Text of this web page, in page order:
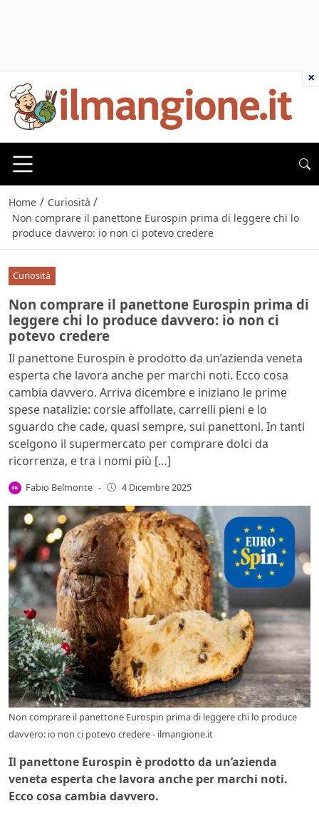
Home / Curiosità /
Non comprare il panettone Eurospin prima di leggere chi lo
produce davvero: io non ci potevo credere
Curiosità
Non comprare il panettone Eurospin prima di
leggere chi lo produce davvero: io non ci
potevo credere
Il panettone Eurospin è prodotto da un’azienda veneta
esperta che lavora anche per marchi noti. Ecco cosa
cambia davvero. Arriva dicembre e iniziano le prime
spese natalizie: corsie affollate, carrelli pieni e lo
sguardo che cade, quasi sempre, sui panettoni. In tanti
scelgono il supermercato per comprare dolci da
ricorrenza, e tra i nomi più […]
Fabio Belmonte - 4 Dicembre 2025
Non comprare il panettone Eurospin prima di leggere chi lo produce
davvero: io non ci potevo credere - ilmangione.it
Il panettone Eurospin è prodotto da un’azienda
veneta esperta che lavora anche per marchi noti.
Ecco cosa cambia davvero.
×